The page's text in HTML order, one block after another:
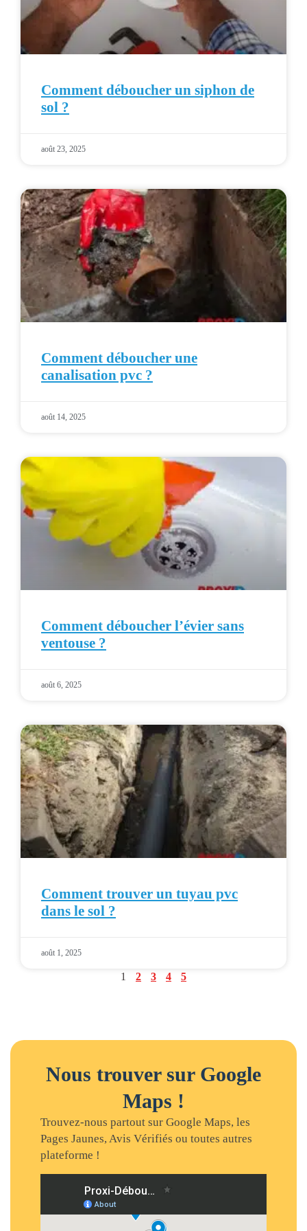
Comment déboucher un siphon de
sol ?
août 23, 2025
Comment déboucher une
canalisation pvc ?
août 14, 2025
Comment déboucher l’évier sans
ventouse ?
août 6, 2025
Comment trouver un tuyau pvc
dans le sol ?
août 1, 2025
1 2 3 4 5
Nous trouver sur Google
Maps !
Trouvez-nous partout sur Google Maps, les
Pages Jaunes, Avis Vérifiés ou toutes autres
plateforme !